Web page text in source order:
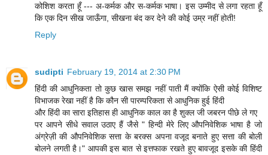
कोशिश करता हूँ --- अ-कर्मक और स-कर्मक भाषा। इस उम्मीद से लगा रहता हूँ
कि एक दिन सीख जाऊँगा, सीखना बंद कर देने की कोई उम्र नहीं होती!
Reply
sudipti February 19, 2014 at 2:30 PM
हिंदी की आधुनिकता तो कुछ खास समझ नहीं पाती मैं क्योंकि ऐसी कोई विशिष्ट
विभाजक रेखा नहीं है कि कौन सी पारम्परिकता से आधुनिक हुई हिंदी
और हिंदी का सारा इतिहास ही आधुनिक काल का है शुक्ल जी जबरन पीछे ले गए
पर आपने सीधे सवाल उठाए हैं जैसे " हिन्दी मेरे लिए औपनिवेशिक भाषा है जो
अंग्रेज़ी की औपनिवेशिक सत्ता के बरक्स अपना वजूद बनाते हुए सत्ता की बोली
बोलने लगती है।" आपकी इस बात से इत्तफाक रखते हुए बावजूद इसके की हिंदी